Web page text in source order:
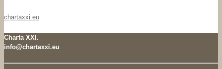
chartaxxi.eu
Charta XXI.
info@chartaxxi.eu